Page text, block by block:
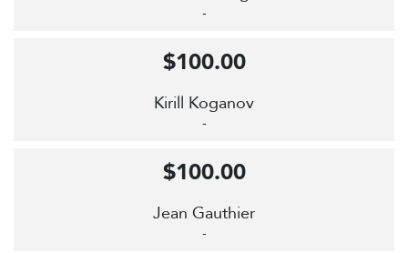
-
Kirill Koganov
-
$100.00
Jean Gauthier
-
$100.00